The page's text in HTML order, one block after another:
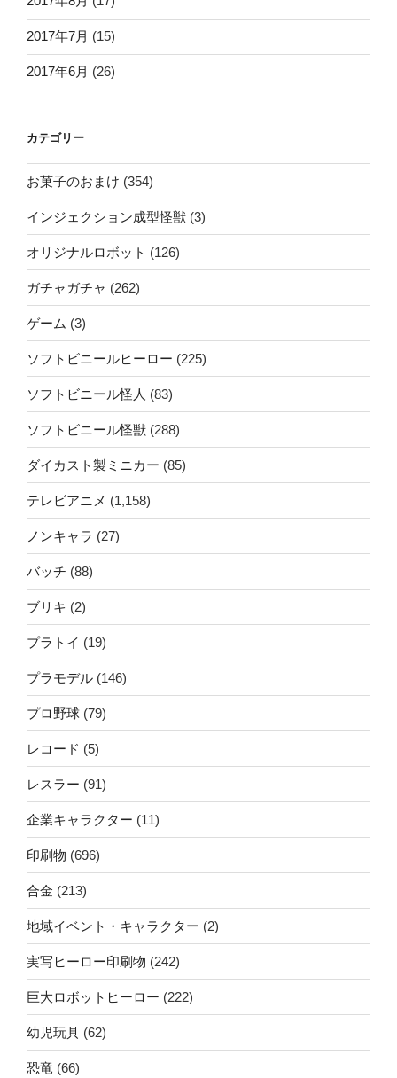
2017年7月 (15)
2017年6月 (26)
カテゴリー
お菓子のおまけ (354)
インジェクション成型怪獣 (3)
オリジナルロボット (126)
ガチャガチャ (262)
ゲーム (3)
ソフトビニールヒーロー (225)
ソフトビニール怪人 (83)
ソフトビニール怪獣 (288)
ダイカスト製ミニカー (85)
テレビアニメ (1,158)
ノンキャラ (27)
バッチ (88)
ブリキ (2)
プラトイ (19)
プラモデル (146)
プロ野球 (79)
レコード (5)
レスラー (91)
企業キャラクター (11)
印刷物 (696)
合金 (213)
地域イベント・キャラクター (2)
実写ヒーロー印刷物 (242)
巨大ロボットヒーロー (222)
幼児玩具 (62)
恐竜 (66)